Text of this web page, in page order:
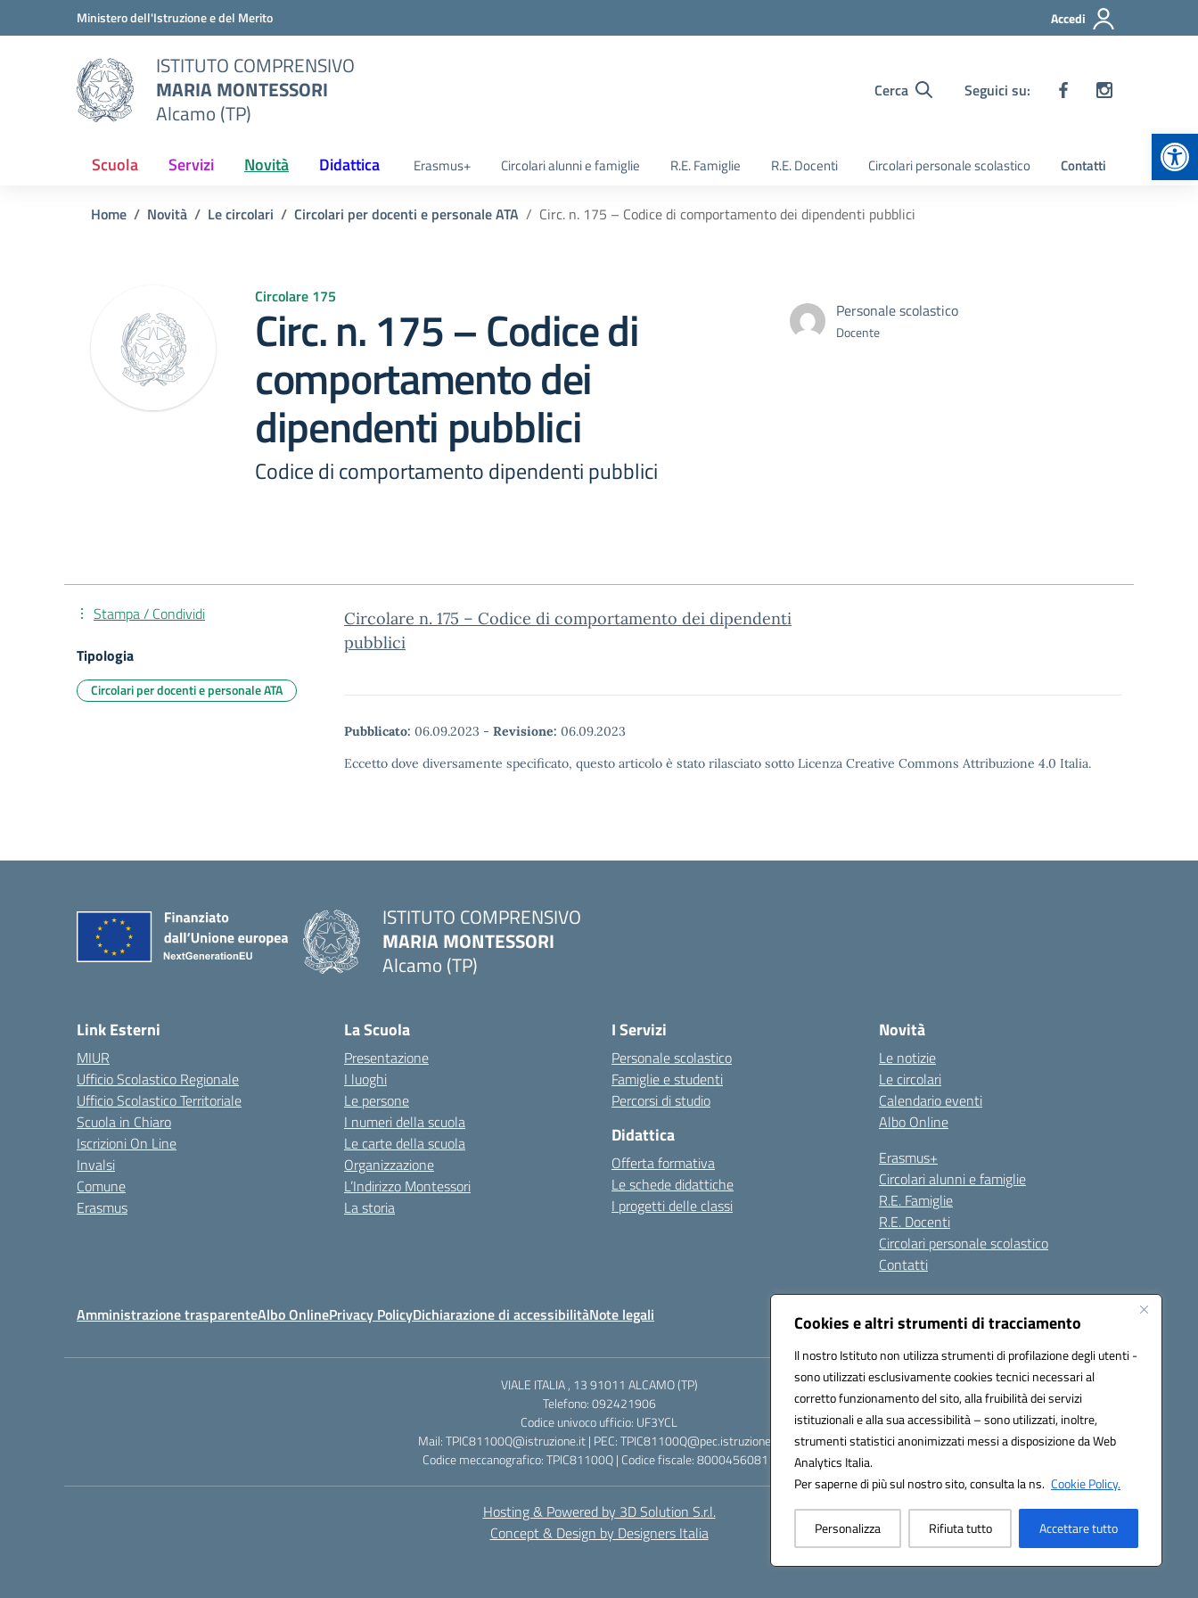
Cookies e altri strumenti di tracciamento
Il nostro Istituto non utilizza strumenti di profilazione degli utenti -
sono utilizzati esclusivamente cookies tecnici necessari al
corretto funzionamento del sito, alla fruibilità dei servizi
istituzionali e alla sua accessibilità – sono utilizzati, inoltre,
strumenti statistici anonimizzati messi a disposizione da Web
Analytics Italia.
Per saperne di più sul nostro sito, consulta la ns. Cookie Policy.
Personalizza Rifiuta tutto Accettare tutto
Vai ai contenuti
Vai al menu di navigazioneMinistero dell'Istruzione e del Merito Accedi
ISTITUTO COMPRENSIVO
MARIA MONTESSORI
Alcamo (TP)
Cerca Seguici su:
Scuola Servizi Novità Didattica Erasmus+ Circolari alunni e famiglie R.E. Famiglie R.E. Docenti Circolari personale scolastico Contatti
Home Novità Le circolari Circolari per docenti e personale ATA Circ. n. 175 – Codice di comportamento dei dipendenti pubblici
Circolare 175
Circ. n. 175 – Codice di
comportamento dei
dipendenti pubblici
Codice di comportamento dipendenti pubblici
Personale scolastico
Docente
Circolare n. 175 – Codice di comportamento dei dipendenti
pubblici
Pubblicato: 06.09.2023 - Revisione: 06.09.2023
Eccetto dove diversamente specificato, questo articolo è stato rilasciato sotto Licenza Creative Commons Attribuzione 4.0 Italia.
Stampa / Condividi
Tipologia
Circolari per docenti e personale ATA
ISTITUTO COMPRENSIVO
MARIA MONTESSORI
Alcamo (TP)
Link Esterni
MIUR
Ufficio Scolastico Regionale
Ufficio Scolastico Territoriale
Scuola in Chiaro
Iscrizioni On Line
Invalsi
Comune
Erasmus
La Scuola
Presentazione
I luoghi
Le persone
I numeri della scuola
Le carte della scuola
Organizzazione
L’Indirizzo Montessori
La storia
I Servizi
Personale scolastico
Famiglie e studenti
Percorsi di studio
Didattica
Offerta formativa
Le schede didattiche
I progetti delle classi
Novità
Le notizie
Le circolari
Calendario eventi
Albo Online
Erasmus+
Circolari alunni e famiglie
R.E. Famiglie
R.E. Docenti
Circolari personale scolastico
Contatti
Amministrazione trasparenteAlbo OnlinePrivacy PolicyDichiarazione di accessibilitàNote legali Seguici su:
VIALE ITALIA , 13 91011 ALCAMO (TP)
Telefono: 092421906
Codice univoco ufficio: UF3YCL
Mail: TPIC81100Q@istruzione.it | PEC: TPIC81100Q@pec.istruzione.it
Codice meccanografico: TPIC81100Q | Codice fiscale: 80004560811
Hosting & Powered by 3D Solution S.r.l.
Concept & Design by Designers Italia